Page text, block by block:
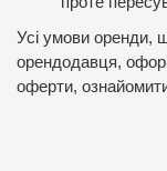
Усі умови оренди,
орендодавця,
оферти,